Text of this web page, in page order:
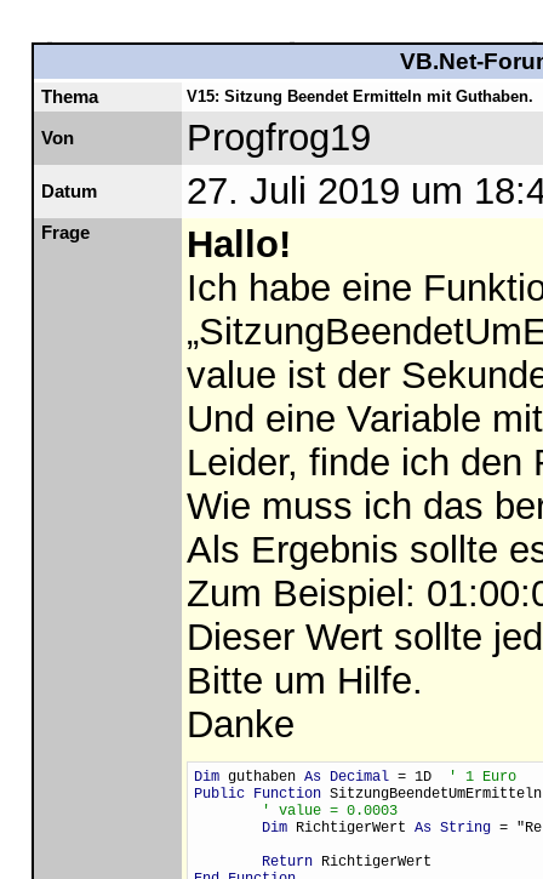
VB.Net-
Thema V15: Sitzung Beendet Ermitteln mit Guthaben.
Von Progfrog19
Datum 27. Juli 2019 um
Frage
Hallo!
Ich habe eine
value ist der
Und eine Variable
Leider, finde ich den
Wie muss ich das
Als Ergebnis sollte
Zum Beispiel:
Dieser Wert sollte
Bitte um Hilfe.
Danke
Dim guthaben As Decimal = 1D
' 1 Euro
Public Function
' value = 0.0003
Dim RichtigerWert As String =
Return RichtigerWert